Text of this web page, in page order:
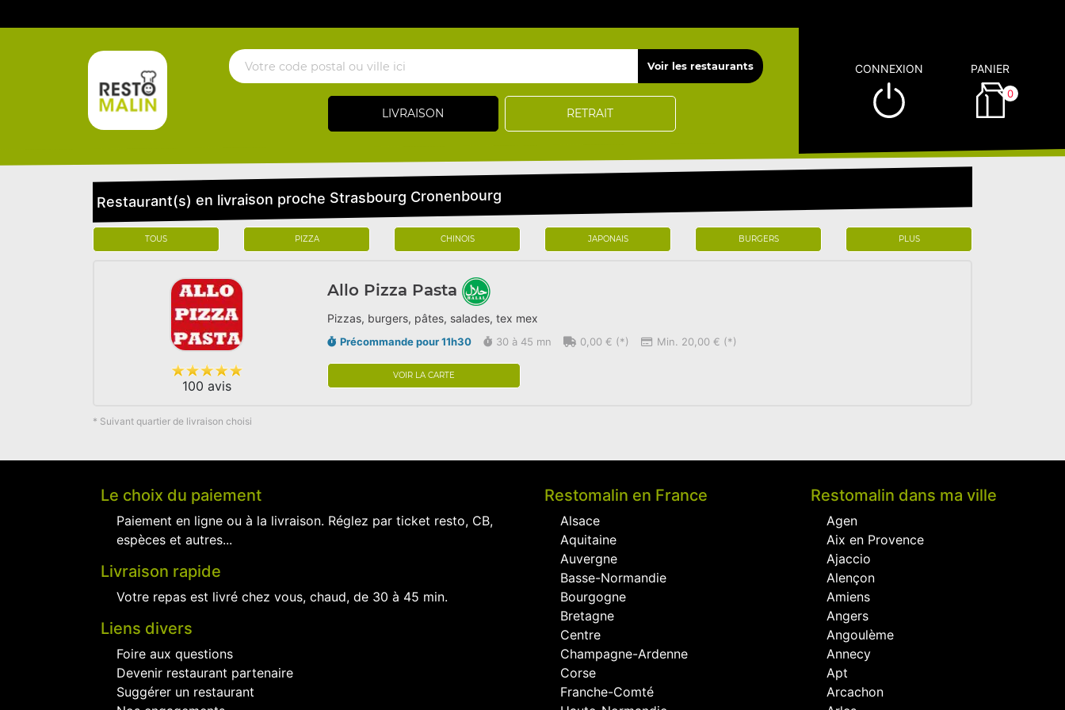
LIVRAISON RETRAIT
CONNEXION PANIER
0
Restaurant(s) en livraison proche Strasbourg Cronenbourg
TOUS PIZZA CHINOIS JAPONAIS BURGERS PLUS
100 avis
Allo Pizza Pasta
Pizzas, burgers, pâtes, salades, tex mex
Précommande pour 11h30 30 à 45 mn 0,00 € (*) Min. 20,00 € (*)
VOIR LA CARTE
* Suivant quartier de livraison choisi
Le choix du paiement
Paiement en ligne ou à la livraison. Réglez par ticket resto, CB,
espèces et autres...
Livraison rapide
Votre repas est livré chez vous, chaud, de 30 à 45 min.
Liens divers
Foire aux questions
Devenir restaurant partenaire
Suggérer un restaurant
Restomalin en France
Alsace
Aquitaine
Auvergne
Basse-Normandie
Bourgogne
Bretagne
Centre
Champagne-Ardenne
Corse
Franche-Comté
Restomalin dans ma ville
Agen
Aix en Provence
Ajaccio
Alençon
Amiens
Angers
Angoulème
Annecy
Apt
Arcachon